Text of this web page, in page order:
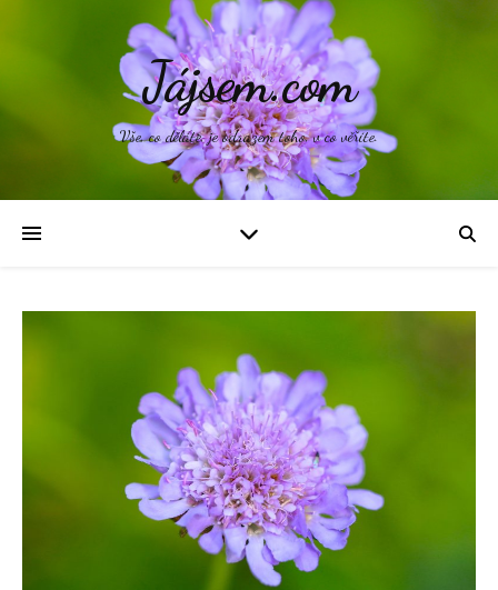
Jájsem.com
Vše, co děláte, je odrazem toho, v co věříte.